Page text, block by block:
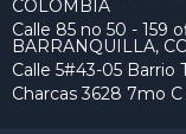
COLOMBIA
Calle 85 no 50 - 159
BARRANQUILLA,
Calle 5#43-05 Barrio
Charcas 3628 7mo